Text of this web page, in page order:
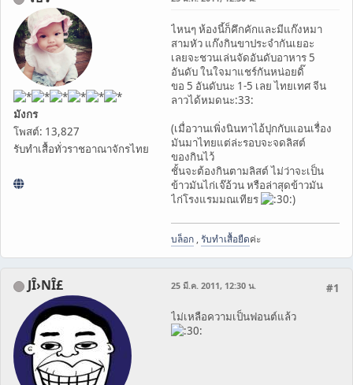
มังกร
โพสต์: 13,827
รับทำเสื้อทั่วราชอาณาจักรไทย
ไหนๆ ห้องนี้ก็คึกคักและมีแก๊งหมา
สามหัว แก๊งกินขาประจำกันเยอะ
เลยจะชวนเล่นจัดอันดับอาหาร 5
อันดับ ในใจมาแชร์กันหน่อยดิ๊
ขอ 5 อันดับนะ 1-5 เลย ไทยเทศ จีน
ลาวได้หมดนะ:33:
(เมื่อวานเพิ่งนินทาไอ้ปุกกับแอนเรื่อง
มันมาไทยแต่ล่ะรอบจะจดลิสต์
ของกินไว้
ชั้นจะต้องกินตามลิสต์ ไม่ว่าจะเป็น
ข้าวมันไก่เจ๊อ้วน หรือล่าสุดข้าวมัน
ไก่โรงแรมมณเทียร
)
บล็อก , รับทำเสื้อยืดค่ะ
JÎ›NÎ£ #1
25 มี.ค. 2011, 12:30 น.
ไม่เหลือความเป็นฟอนต์แล้ว